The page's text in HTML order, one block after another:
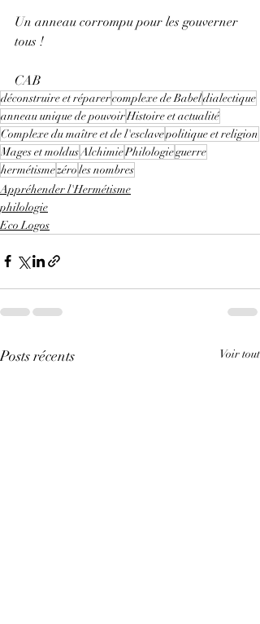
Un anneau corrompu pour les gouverner
tous !
CAB
déconstruire et réparercomplexe de Babeldialectique
anneau unique de pouvoirHistoire et actualité
Complexe du maître et de l'esclavepolitique et religion
Mages et moldusAlchimiePhilologieguerre
hermétismezéroles nombres
Appréhender l'Hermétisme
philologie
Eco Logos
Posts récents Voir tout